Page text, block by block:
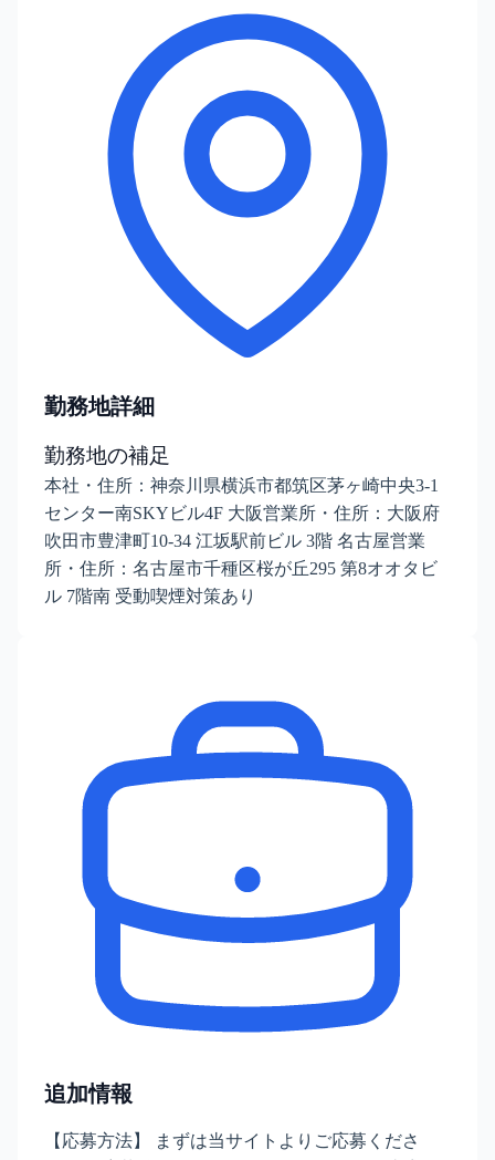
勤務地詳細
勤務地の補足
本社・住所：神奈川県横浜市都筑区茅ヶ崎中央3-1
センター南SKYビル4F 大阪営業所・住所：大阪府
吹田市豊津町10-34 江坂駅前ビル 3階 名古屋営業
所・住所：名古屋市千種区桜が丘295 第8オオタビ
ル 7階南 受動喫煙対策あり
追加情報
【応募方法】 まずは当サイトよりご応募くださ